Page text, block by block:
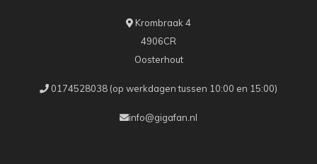
Krombraak 4
4906CR
Oosterhout
0174528038 (op werkdagen tussen 10:00 en 15:00)
info@gigafan.nl